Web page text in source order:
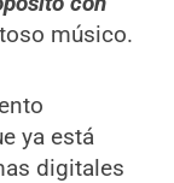
músico.
ya está
digitales